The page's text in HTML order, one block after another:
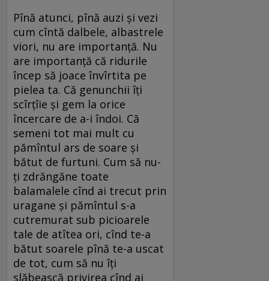
Pînă atunci, pînă auzi și vezi
cum cîntă dalbele, albastrele
viori, nu are importanță. Nu
are importanță că ridurile
încep să joace învîrtita pe
pielea ta. Că genunchii îți
scîrțîie și gem la orice
încercare de a-i îndoi. Că
semeni tot mai mult cu
pămîntul ars de soare și
bătut de furtuni. Cum să nu-
ți zdrăngăne toate
balamalele cînd ai trecut prin
uragane și pămîntul s-a
cutremurat sub picioarele
tale de atîtea ori, cînd te-a
bătut soarele pînă te-a uscat
de tot, cum să nu îți
slăbească privirea cînd ai